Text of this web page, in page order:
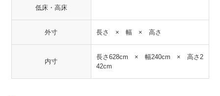
低床・高床
外寸 長さ × 幅 × 高さ
内寸
長さ628cm × 幅240cm × 高さ2
42cm